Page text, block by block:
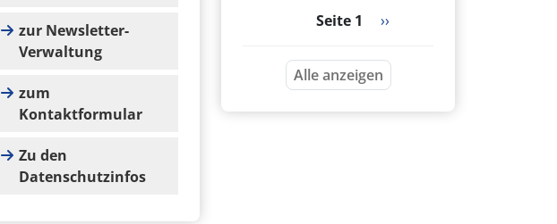
zur Newsletter-
Verwaltung
zum
Kontaktformular
Zu den
Datenschutzinfos
Seitennummerierung
Seite 1 Nächste Seite
››
Alle anzeigen